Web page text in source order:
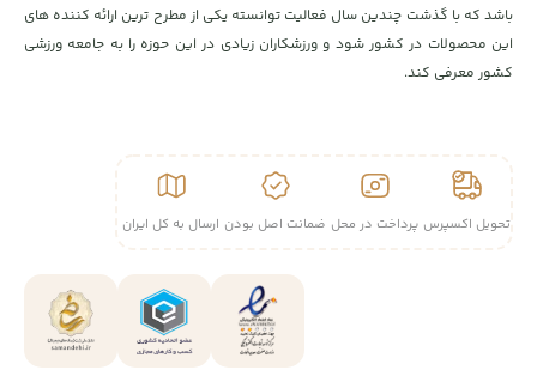
باشد که با گذشت چندین سال فعالیت توانسته یکی از مطرح ترین ارائه کننده های
این محصولات در کشور شود و ورزشکاران زیادی در این حوزه را به جامعه ورزشی
کشور معرفی کند.
تحویل اکسپرس پرداخت در محل ضمانت اصل بودن ارسال به کل ایران